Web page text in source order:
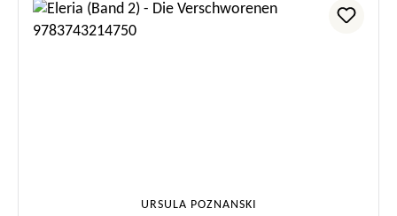
URSULA POZNANSKI